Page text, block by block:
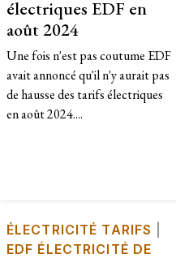
électriques EDF en
août 2024
Une fois n'est pas coutume EDF
avait annoncé qu'il n'y aurait pas
de hausse des tarifs électriques
en août 2024....
ÉLECTRICITÉ TARIFS
EDF ÉLECTRICITÉ DE